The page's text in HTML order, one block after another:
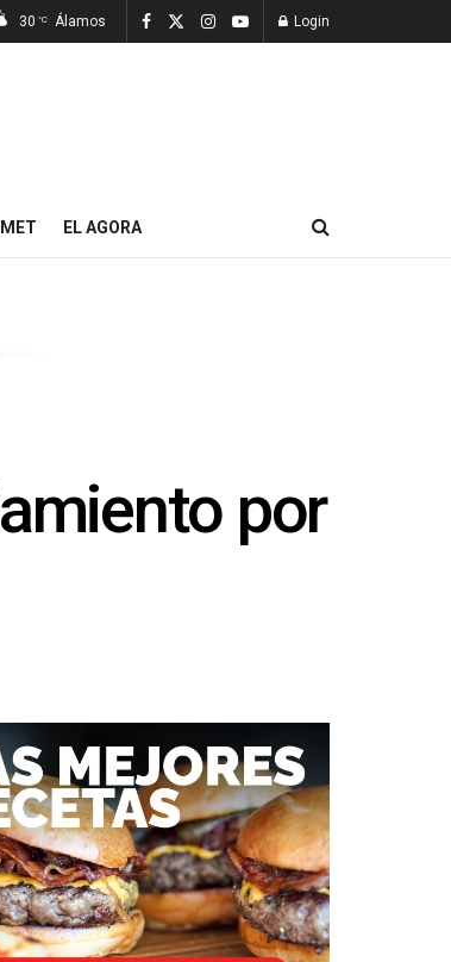
30 °C Álamos Login
EL AGORA
por